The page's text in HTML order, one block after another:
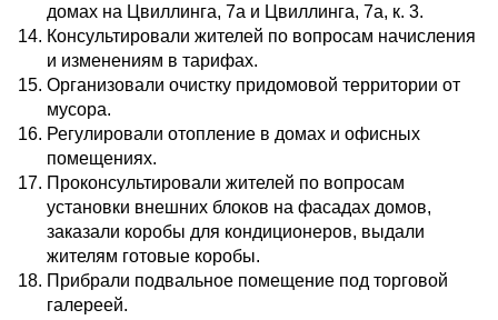
домах на Цвиллинга, 7а и Цвиллинга, 7а, к. 3.
Консультировали жителей по вопросам начисления
и изменениям в тарифах.
Организовали очистку придомовой территории от
мусора.
Регулировали отопление в домах и офисных
помещениях.
Проконсультировали жителей по вопросам
установки внешних блоков на фасадах домов,
заказали коробы для кондиционеров, выдали
жителям готовые коробы.
Прибрали подвальное помещение под торговой
галереей.